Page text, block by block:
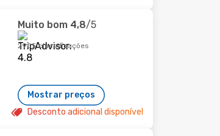
Muito bom 4,8/5
2905 classificações
Mostrar preços
Desconto adicional disponível